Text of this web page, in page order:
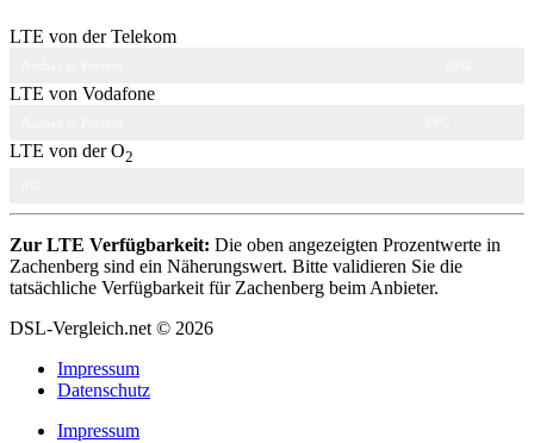
LTE von der Telekom
LTE von Vodafone
LTE von der O2
Zur LTE Verfügbarkeit: Die oben angezeigten Prozentwerte in
Zachenberg sind ein Näherungswert. Bitte validieren Sie die
tatsächliche Verfügbarkeit für Zachenberg beim Anbieter.
DSL-Vergleich.net © 2026
Impressum
Datenschutz
Impressum